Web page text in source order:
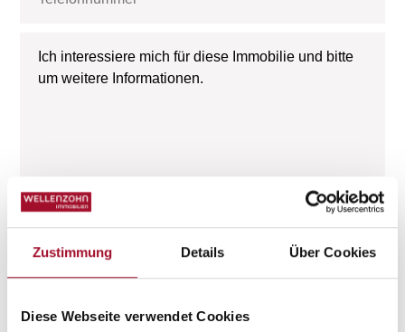
Zustimmung Details Über Cookies
Diese Webseite verwendet Cookies